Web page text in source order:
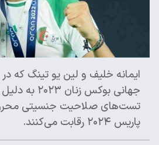
ایمانه خلیف و لین یو تینگ که
جهانی بوکس
تست‌های صلاحیت جنسیتی
پاریس ۲۰۲۴ رقابت می‌کنند.